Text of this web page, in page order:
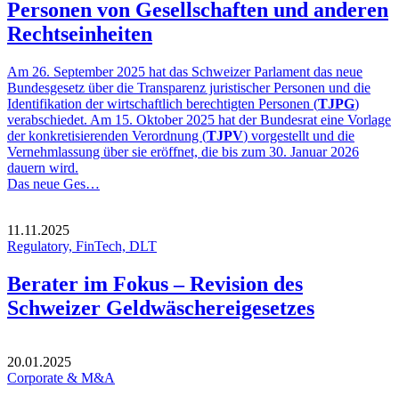
Personen von Gesellschaften und anderen
Rechtseinheiten
Am 26. September 2025 hat das Schweizer Parlament das neue
Bundesgesetz über die Transparenz juristischer Personen und die
Identifikation der wirtschaftlich berechtigten Personen (TJPG)
verabschiedet. Am 15. Oktober 2025 hat der Bundesrat eine Vorlage
der konkretisierenden Verordnung (TJPV) vorgestellt und die
Vernehmlassung über sie eröffnet, die bis zum 30. Januar 2026
dauern wird.
Das neue Ges…
11.11.2025
Regulatory, FinTech, DLT
Berater im Fokus – Revision des
Schweizer Geldwäschereigesetzes
20.01.2025
Corporate & M&A